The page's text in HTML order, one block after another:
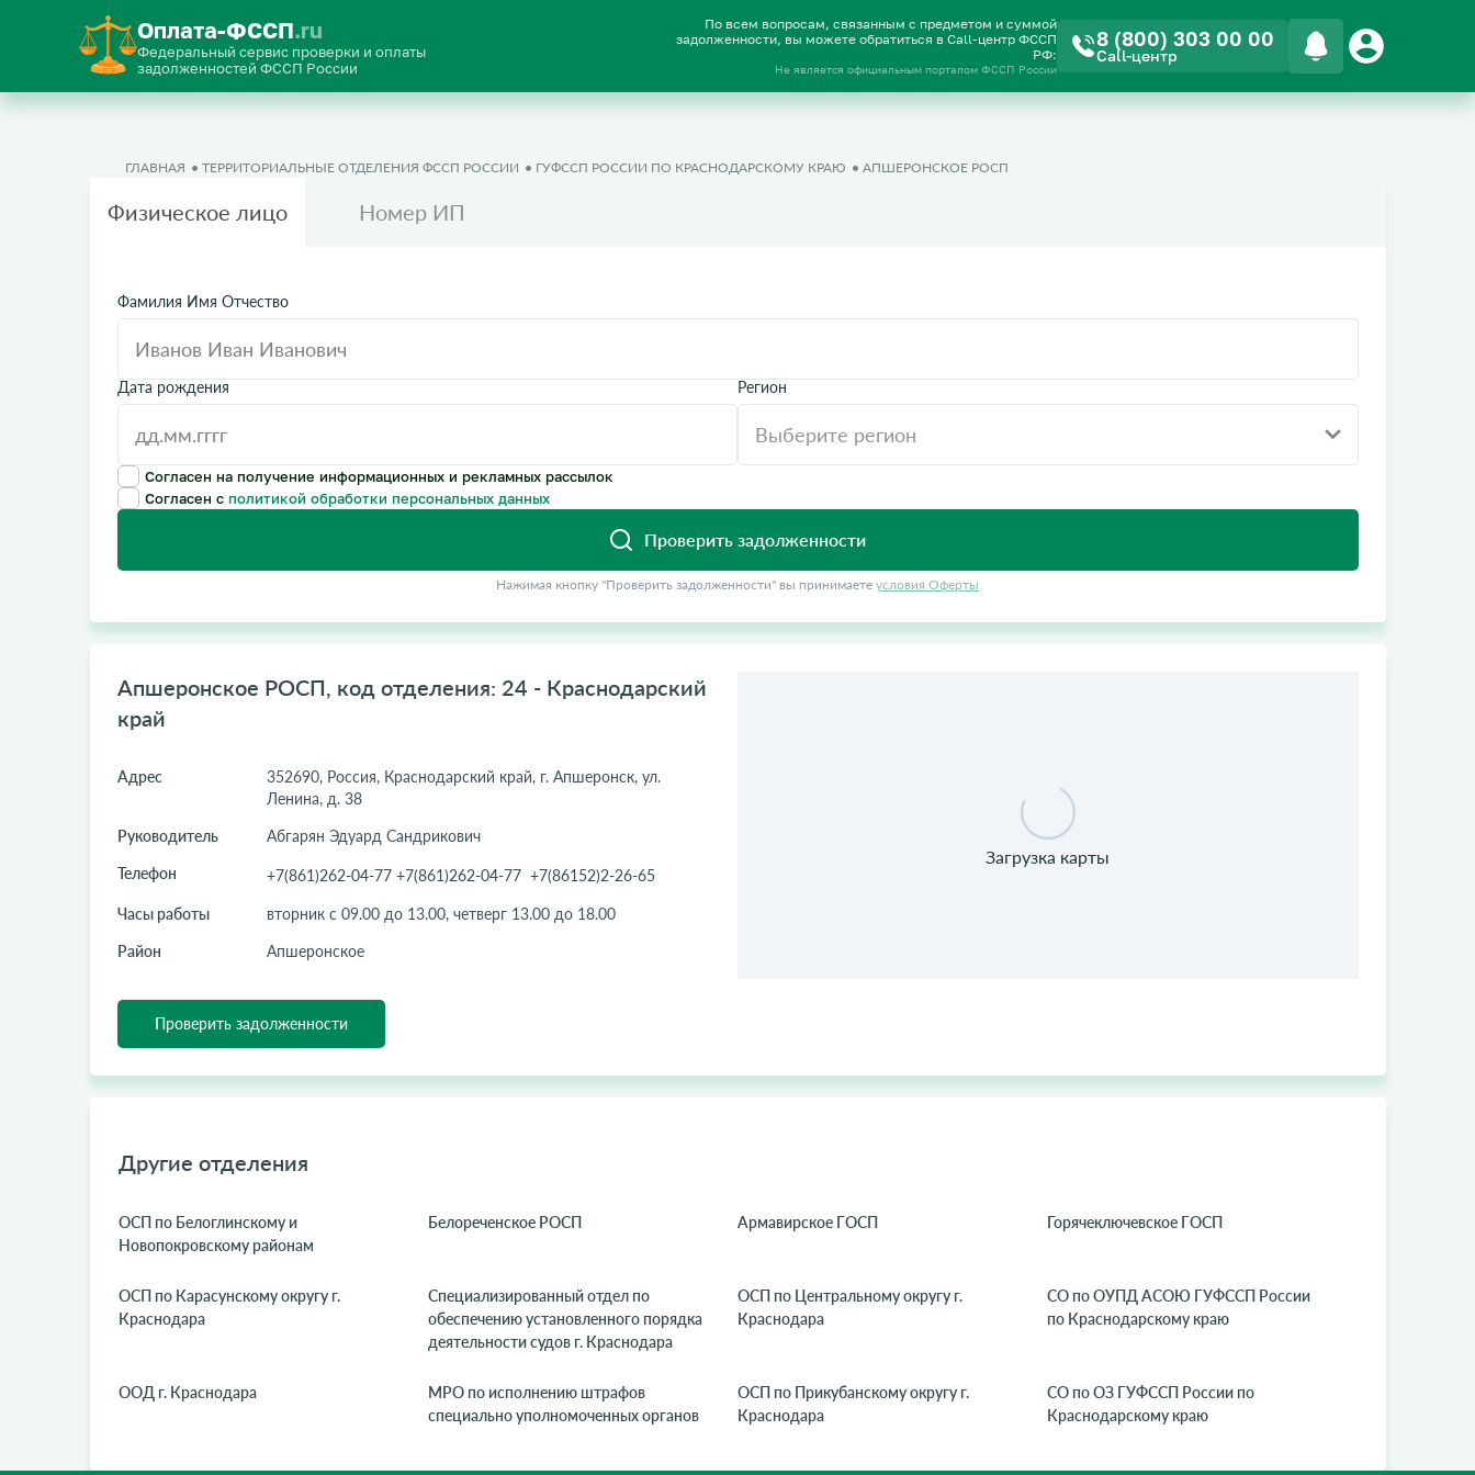
Оплата-ФССП.ru
Федеральный сервис проверки и оплаты
задолженностей ФССП России
По всем вопросам, связанным с предметом и суммой
задолженности, вы можете обратиться в Call-центр ФССП
РФ:
Не является официальным порталом ФССП России
8 (800) 303 00 00
Call-центр
ГЛАВНАЯ ТЕРРИТОРИАЛЬНЫЕ ОТДЕЛЕНИЯ ФССП РОССИИ ГУФССП РОССИИ ПО КРАСНОДАРСКОМУ КРАЮ АПШЕРОНСКОЕ РОСП
Физическое лицо Номер ИП
Фамилия Имя Отчество
Дата рождения Регион
Согласен на получение информационных и рекламных рассылок
Согласен с политикой обработки персональных данных
Проверить задолженности
Нажимая кнопку "Проверить задолженности" вы принимаете условия Оферты
Апшеронское РОСП, код отделения: 24 - Краснодарский
край
Адрес
352690, Россия, Краснодарский край, г. Апшеронск, ул.
Ленина, д. 38
Руководитель
Абгарян Эдуард Сандрикович
Телефон
+7(861)262-04-77 +7(861)262-04-77 +7(86152)2-26-65
Часы работы
вторник с 09.00 до 13.00, четверг 13.00 до 18.00
Район
Апшеронское
Проверить задолженности
Другие отделения
ОСП по Белоглинскому и
Новопокровскому районам
Белореченское РОСП Армавирское ГОСП Горячеключевское ГОСП
ОСП по Карасунскому округу г.
Краснодара
Специализированный отдел по
обеспечению установленного порядка
деятельности судов г. Краснодара
ОСП по Центральному округу г.
Краснодара
СО по ОУПД АСОЮ ГУФССП России
по Краснодарскому краю
ООД г. Краснодара
МРО по исполнению штрафов
специально уполномоченных органов
ОСП по Прикубанскому округу г.
Краснодара
СО по ОЗ ГУФССП России по
Краснодарскому краю